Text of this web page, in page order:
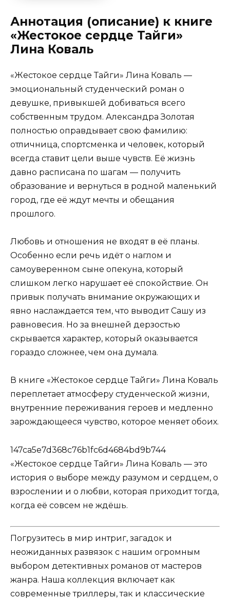
Аннотация (описание) к книге
«Жестокое сердце Тайги»
Лина Коваль
«Жестокое сердце Тайги» Лина Коваль —
эмоциональный студенческий роман о
девушке, привыкшей добиваться всего
собственным трудом. Александра Золотая
полностью оправдывает свою фамилию:
отличница, спортсменка и человек, который
всегда ставит цели выше чувств. Её жизнь
давно расписана по шагам — получить
образование и вернуться в родной маленький
город, где её ждут мечты и обещания
прошлого.
Любовь и отношения не входят в её планы.
Особенно если речь идёт о наглом и
самоуверенном сыне опекуна, который
слишком легко нарушает её спокойствие. Он
привык получать внимание окружающих и
явно наслаждается тем, что выводит Сашу из
равновесия. Но за внешней дерзостью
скрывается характер, который оказывается
гораздо сложнее, чем она думала.
В книге «Жестокое сердце Тайги» Лина Коваль
переплетает атмосферу студенческой жизни,
внутренние переживания героев и медленно
зарождающееся чувство, которое меняет обоих.
147ca5e7d368c76b1fc6d4684bd9b744
«Жестокое сердце Тайги» Лина Коваль — это
история о выборе между разумом и сердцем, о
взрослении и о любви, которая приходит тогда,
когда её совсем не ждёшь.
Погрузитесь в мир интриг, загадок и
неожиданных развязок с нашим огромным
выбором детективных романов от мастеров
жанра. Наша коллекция включает как
современные триллеры, так и классические